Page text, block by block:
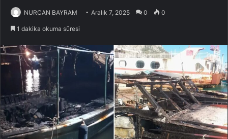
NURCAN BAYRAM Aralık 7, 2025 0 0
1 dakika okuma süresi